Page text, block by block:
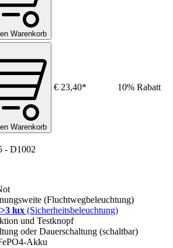
Warenkorb
Warenkorb
€ 23,40* 10% Rabatt
- D1002
(Fluchtwegbeleuchtung)
>3 lux (Sicherheitsbeleuchtung)
und Testknopf
oder Dauerschaltung (schaltbar)
Akku